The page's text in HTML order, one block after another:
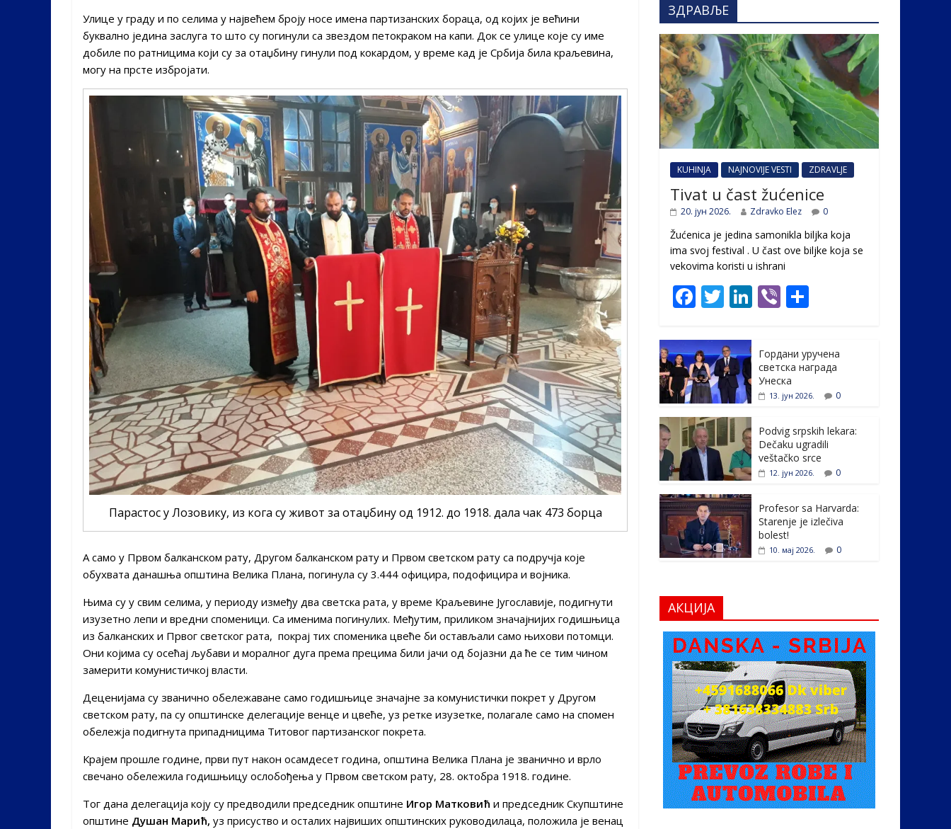
Улице у граду и по селима у највећем броју носе имена партизанских бораца, од којих је већини
буквално једина заслуга то што су погинули са звездом петокраком на капи. Док се улице које су име
добиле по ратницима који су за отаџбину гинули под кокардом, у време кад је Србија била краљевина,
могу на прсте избројати.
Парастос у Лозовику, из кога су живот за отаџбину од 1912. до 1918. дала чак 473 борца
А само у Првом балканском рату, Другом балканском рату и Првом светском рату са подручја које
обухвата данашња општина Велика Плана, погинула су 3.444 официра, подофицира и војника.
Њима су у свим селима, у периоду између два светска рата, у време Краљевине Југославије, подигнути
изузетно лепи и вредни споменици. Са именима погинулих. Међутим, приликом значајнијих годишњица
из балканских и Првог светског рата, покрај тих споменика цвеће би остављали само њихови потомци.
Они којима су осећај љубави и моралног дуга према прецима били јачи од бојазни да ће се тим чином
замерити комунистичкој власти.
Деценијама су званично обележаване само годишњице значајне за комунистички покрет у Другом
светском рату, па су општинске делегације венце и цвеће, уз ретке изузетке, полагале само на спомен
обележја подигнута припадницима Титовог партизанског покрета.
Крајем прошле године, први пут након осамдесет година, општина Велика Плана је званично и врло
свечано обележила годишњицу ослобођења у Првом светском рату, 28. октобра 1918. године.
Тог дана делегација коју су предводили председник општине Игор Матковић и председник Скупштине
општине Душан Марић, уз присуство и осталих највиших општинских руководилаца, положила је венац
ЗДРАВЉЕ
KUHINJA NAJNOVIJE VESTI ZDRAVLJE
Tivat u čast žućenice
20. јун 2026. Zdravko Elez 0
Žućenica je jedina samonikla biljka koja
ima svoj festival . U čast ovе biljke koja se
vekovima koristi u ishrani
F
e
b
o
o
k
T
itt
er
Li
e
dI
n
Vi
e
Гордани уручена
светска награда
Унеска
13. јун 2026. 0
Podvig srpskih lekara:
Dečaku ugradili
veštačko srce
12. јун 2026. 0
Profesor sa Harvarda:
Starenje je izlečiva
bolest!
10. мај 2026. 0
АКЦИЈА